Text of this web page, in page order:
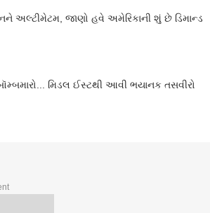
અલ્ટીમેટમ, જાણો હવે અમેરિકાની શું છે ડિમાન્ડ
મિડલ ઈસ્ટથી આવી ભયાનક તસવીરો